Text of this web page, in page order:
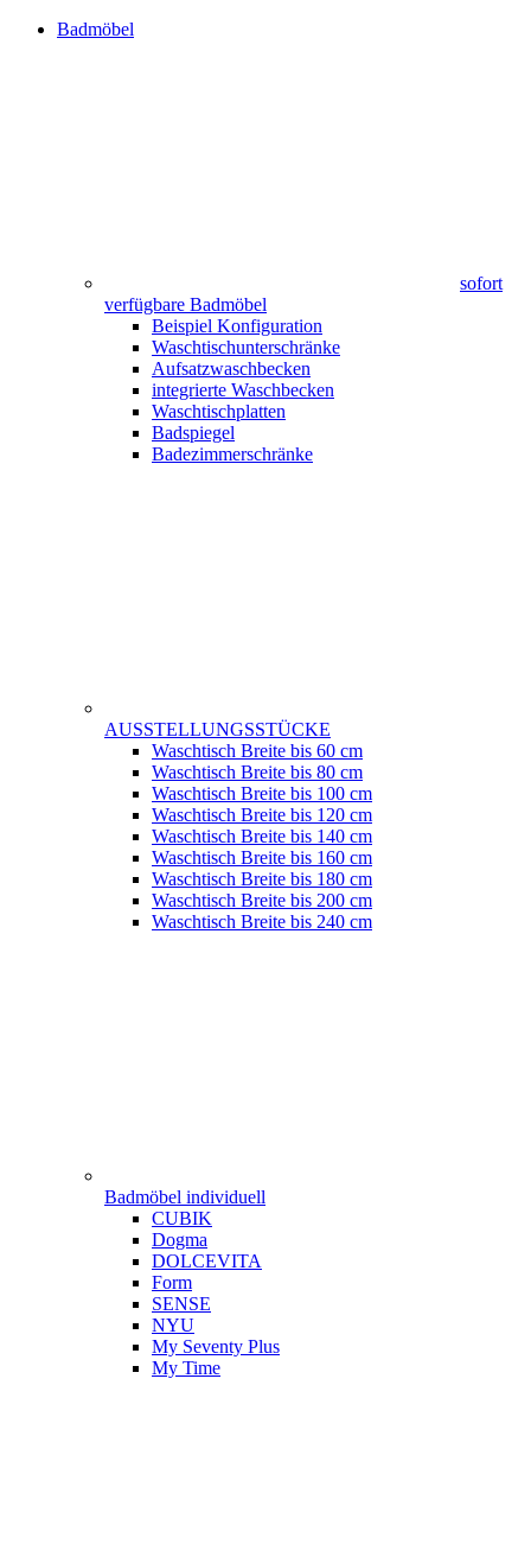
Badmöbel
sofort
verfügbare Badmöbel
Beispiel Konfiguration
Waschtischunterschränke
Aufsatzwaschbecken
integrierte Waschbecken
Waschtischplatten
Badspiegel
Badezimmerschränke
AUSSTELLUNGSSTÜCKE
Waschtisch Breite bis 60 cm
Waschtisch Breite bis 80 cm
Waschtisch Breite bis 100 cm
Waschtisch Breite bis 120 cm
Waschtisch Breite bis 140 cm
Waschtisch Breite bis 160 cm
Waschtisch Breite bis 180 cm
Waschtisch Breite bis 200 cm
Waschtisch Breite bis 240 cm
Badmöbel individuell
CUBIK
Dogma
DOLCEVITA
Form
SENSE
NYU
My Seventy Plus
My Time